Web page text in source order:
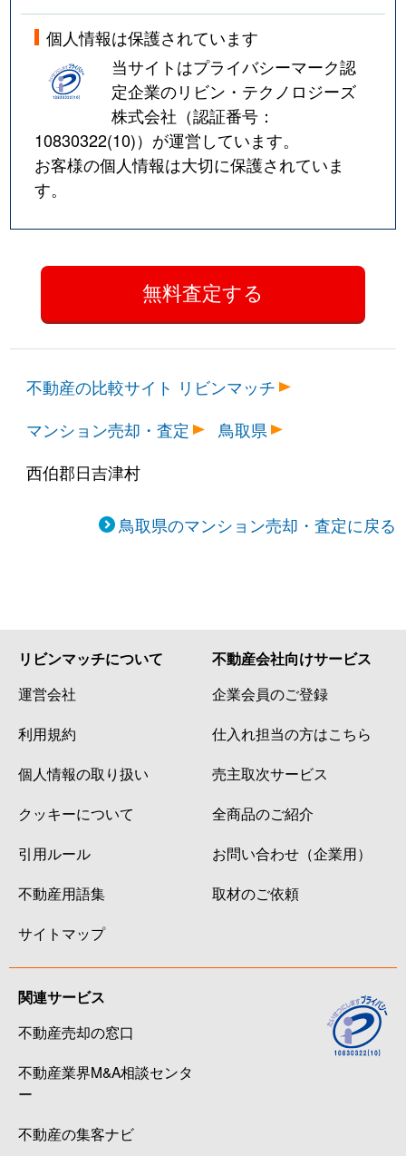
個人情報は保護されています
当サイトはプライバシーマーク認
定企業のリビン・テクノロジーズ
株式会社（認証番号：
10830322(10)）が運営しています。
お客様の個人情報は大切に保護されていま
す。
不動産の比較サイト リビンマッチ
マンション売却・査定
鳥取県
西伯郡日吉津村
鳥取県のマンション売却・査定に戻る
リビンマッチについて
運営会社
利用規約
個人情報の取り扱い
クッキーについて
引用ルール
不動産用語集
サイトマップ
不動産会社向けサービス
企業会員のご登録
仕入れ担当の方はこちら
売主取次サービス
全商品のご紹介
お問い合わせ（企業用）
取材のご依頼
関連サービス
不動産売却の窓口
不動産業界M&A相談センタ
ー
不動産の集客ナビ